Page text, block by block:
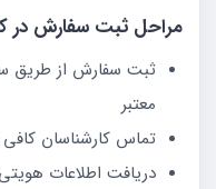
مراحل ثبت سفارش در
ثبت سفارش از طریق
معتبر
تماس کارشناسان
دریافت اطلاعات